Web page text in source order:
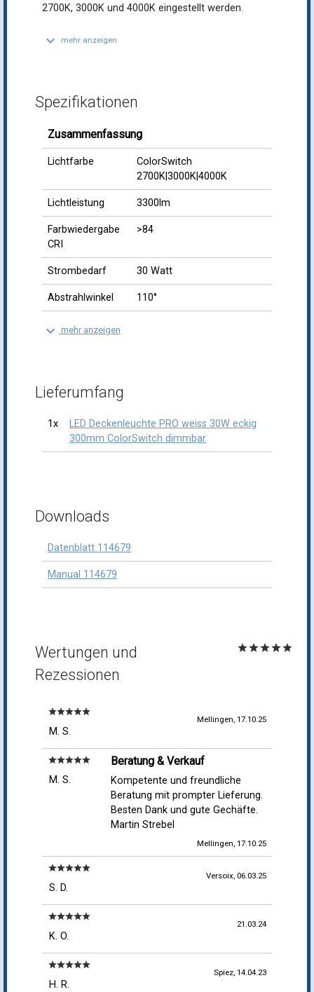
2700K, 3000K und 4000K eingestellt werden.
keyboard_arrow_down mehr anzeigen
Spezifikationen
Zusammenfassung
Lichtfarbe
ColorSwitch
2700K|3000K|4000K
Lichtleistung 3300lm
Farbwiedergabe
CRI
>84
Strombedarf 30 Watt
Abstrahlwinkel 110°
keyboard_arrow_down mehr anzeigen
Lieferumfang
1x
LED Deckenleuchte PRO weiss 30W eckig
300mm ColorSwitch dimmbar
Downloads
Datenblatt 114679
Manual 114679
Wertungen und
Rezessionen
starstarstarstarstar
starstarstarstarstar
M. S.
Mellingen, 17.10.25
starstarstarstarstar
M. S.
Beratung & Verkauf
Kompetente und freundliche
Beratung mit prompter Lieferung.
Besten Dank und gute Gechäfte.
Martin Strebel
Mellingen, 17.10.25
starstarstarstarstar
S. D.
Versoix, 06.03.25
starstarstarstarstar
K. O.
21.03.24
starstarstarstarstar
H. R.
Spiez, 14.04.23